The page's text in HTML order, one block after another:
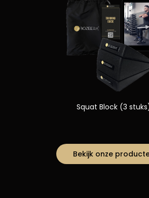
Squat Block (3
Bekijk onze